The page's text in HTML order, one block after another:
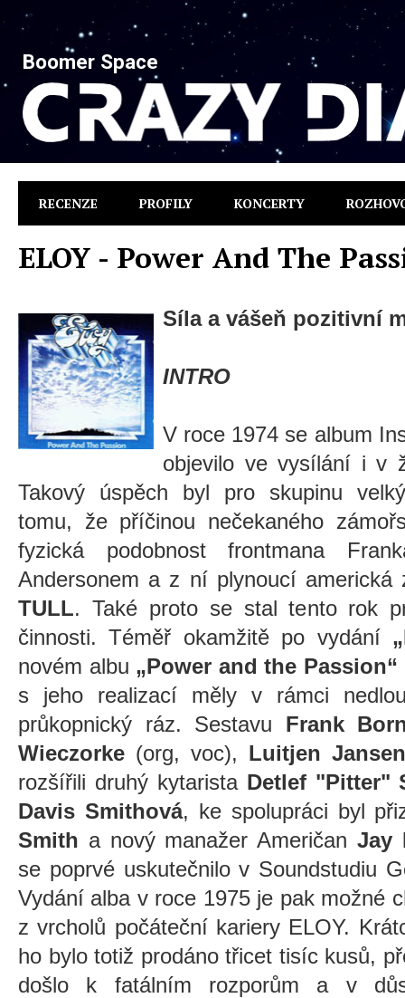
Boomer Space
RECENZE PROFILY KONCERTY
ELOY - Power And The
Síla a vášeň pozitivní
INTRO
V roce 1974 se album
objevilo ve vysílání i v
Takový úspěch byl pro skupinu
tomu, že příčinou nečekaného
fyzická podobnost frontmana
Andersonem a z ní plynoucí
TULL. Také proto se stal tento rok
činnosti. Téměř okamžitě po vydání
novém albu „Power and the Passion“
s jeho realizací měly v rámci
průkopnický ráz. Sestavu Frank
Wieczorke (org, voc), Luitjen Jansen
rozšířili druhý kytarista Detlef "Pitter"
Davis Smithová, ke spolupráci byl
Smith a nový manažer Američan Jay
se poprvé uskutečnilo v Soundstudiu
Vydání alba v roce 1975 je pak možné
z vrcholů počáteční kariery ELOY.
ho bylo totiž prodáno třicet tisíc kusů,
došlo k fatálním rozporům a v